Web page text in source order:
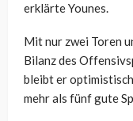
erklärte Younes.
Mit nur zwei Toren
Bilanz des
bleibt er optimistisch
mehr als fünf gute